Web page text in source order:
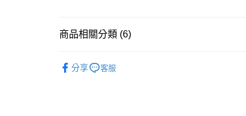
悠遊付
商品相關分類 (6)
分享 客服